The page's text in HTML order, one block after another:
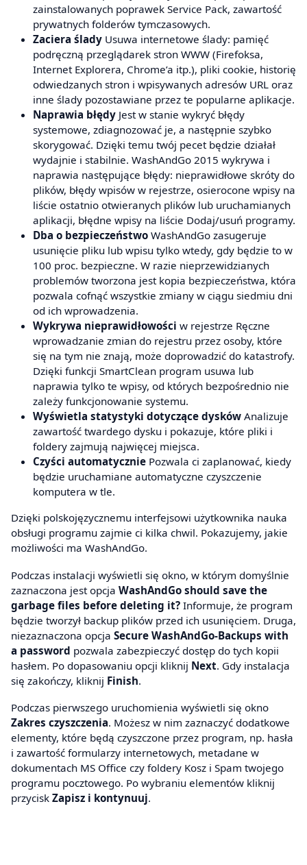
zainstalowanych poprawek Service Pack, zawartość
prywatnych folderów tymczasowych.
Zaciera ślady Usuwa internetowe ślady: pamięć
podręczną przeglądarek stron WWW (Firefoksa,
Internet Explorera, Chrome’a itp.), pliki cookie, historię
odwiedzanych stron i wpisywanych adresów URL oraz
inne ślady pozostawiane przez te popularne aplikacje.
Naprawia błędy Jest w stanie wykryć błędy
systemowe, zdiagnozować je, a następnie szybko
skorygować. Dzięki temu twój pecet będzie działał
wydajnie i stabilnie. WashAndGo 2015 wykrywa i
naprawia następujące błędy: nieprawidłowe skróty do
plików, błędy wpisów w rejestrze, osierocone wpisy na
liście ostatnio otwieranych plików lub uruchamianych
aplikacji, błędne wpisy na liście Dodaj/usuń programy.
Dba o bezpieczeństwo WashAndGo zasugeruje
usunięcie pliku lub wpisu tylko wtedy, gdy będzie to w
100 proc. bezpieczne. W razie nieprzewidzianych
problemów tworzona jest kopia bezpieczeństwa, która
pozwala cofnąć wszystkie zmiany w ciągu siedmiu dni
od ich wprowadzenia.
Wykrywa nieprawidłowości w rejestrze Ręczne
wprowadzanie zmian do rejestru przez osoby, które
się na tym nie znają, może doprowadzić do katastrofy.
Dzięki funkcji SmartClean program usuwa lub
naprawia tylko te wpisy, od których bezpośrednio nie
zależy funkcjonowanie systemu.
Wyświetla statystyki dotyczące dysków Analizuje
zawartość twardego dysku i pokazuje, które pliki i
foldery zajmują najwięcej miejsca.
Czyści automatycznie Pozwala ci zaplanować, kiedy
będzie uruchamiane automatyczne czyszczenie
komputera w tle.
Dzięki polskojęzycznemu interfejsowi użytkownika nauka
obsługi programu zajmie ci kilka chwil. Pokazujemy, jakie
możliwości ma WashAndGo.
Podczas instalacji wyświetli się okno, w którym domyślnie
zaznaczona jest opcja WashAndGo should save the
garbage files before deleting it? Informuje, że program
będzie tworzył backup plików przed ich usunięciem. Druga,
niezaznaczona opcja Secure WashAndGo-Backups with
a password pozwala zabezpieczyć dostęp do tych kopii
hasłem. Po dopasowaniu opcji kliknij Next. Gdy instalacja
się zakończy, kliknij Finish.
Podczas pierwszego uruchomienia wyświetli się okno
Zakres czyszczenia. Możesz w nim zaznaczyć dodatkowe
elementy, które będą czyszczone przez program, np. hasła
i zawartość formularzy internetowych, metadane w
dokumentach MS Office czy foldery Kosz i Spam twojego
programu pocztowego. Po wybraniu elementów kliknij
przycisk Zapisz i kontynuuj.